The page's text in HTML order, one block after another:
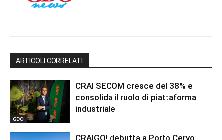
ARTICOLI CORRELATI
GDO
CRAI SECOM cresce del 38% e
consolida il ruolo di piattaforma
industriale
CRAIGO! debutta a Porto Cervo